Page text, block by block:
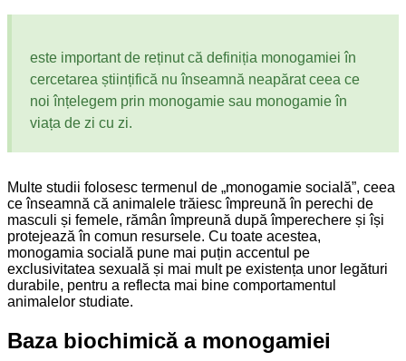
este important de reținut că definiția monogamiei în
cercetarea științifică nu înseamnă neapărat ceea ce
noi înțelegem prin monogamie sau monogamie în
viața de zi cu zi.
Multe studii folosesc termenul de „monogamie socială”, ceea
ce înseamnă că animalele trăiesc împreună în perechi de
masculi și femele, rămân împreună după împerechere și își
protejează în comun resursele. Cu toate acestea,
monogamia socială pune mai puțin accentul pe
exclusivitatea sexuală și mai mult pe existența unor legături
durabile, pentru a reflecta mai bine comportamentul
animalelor studiate.
Baza biochimică a monogamiei